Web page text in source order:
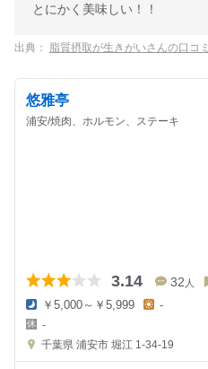
とにかく美味しい！！
出典： 脂質摂取が生きがいさんの口コミ
悠雅亭
浦安/焼肉、ホルモン、ステーキ
3.14 32 人
夜
の
金
￥5,000～￥5,999
金
-
-
千葉県 浦安市 堀江 1-34-19